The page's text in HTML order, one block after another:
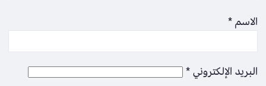
الاسم*
البريد الإلكتروني*